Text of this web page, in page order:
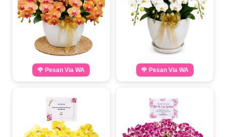
🌹 Pesan Via WA 🌹 Pesan Via WA